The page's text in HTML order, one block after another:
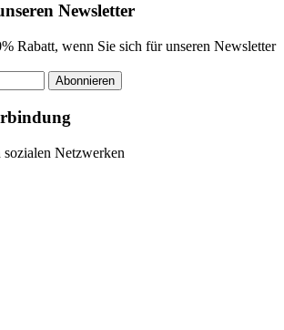
Newsletter
Rabatt, wenn Sie sich für unseren Newsletter
Abonnieren
Netzwerken